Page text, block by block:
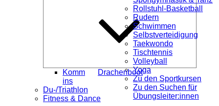
öffnen
Komm
ins
Drachenboot
Du-/Triathlon
Fitness & Dance
Rollstuhl-Basketball
Rudern
Schwimmen
Selbstverteidigung
Taekwondo
Tischtennis
Volleyball
Yoga
Zu den Sportkursen
Zu den Suchen für
Übungsleiter:innen